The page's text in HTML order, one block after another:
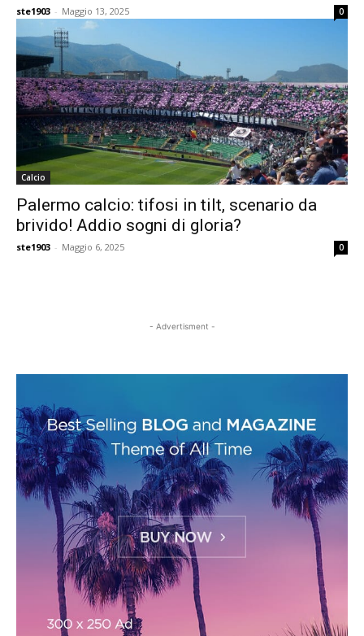
ste1903 - Maggio 13, 2025 0
Calcio
Palermo calcio: tifosi in tilt, scenario da
brivido! Addio sogni di gloria?
ste1903 - Maggio 6, 2025 0
- Advertisment -